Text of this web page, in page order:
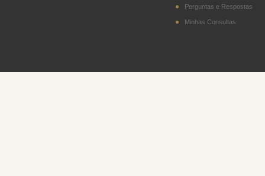
Perguntas e Respostas
Minhas Consultas